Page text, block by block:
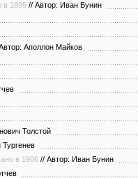
в 1895 // Автор: Иван Бунин
Аполлон Майков
Толстой
в 1906 // Автор: Иван Бунин